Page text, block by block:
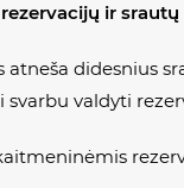
ir
atneša didesnius
valdyti